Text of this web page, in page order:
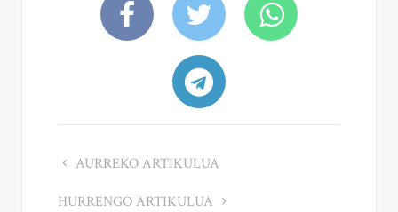
AURREKO ARTIKULUA
HURRENGO ARTIKULUA